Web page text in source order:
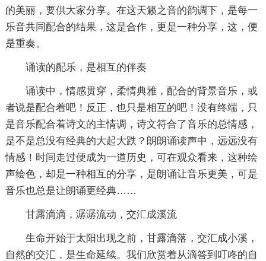
的美丽，要供大家分享。在这天籁之音的韵调下，是每一
乐音共同配合的结果，这是合作，更是一种分享，这，便
是重奏。
诵读的配乐，是相互的伴奏
诵读中，情感贯穿，柔情典雅，配合的背景音乐，或
者说是配合着吧！反正，也只是相互的吧！没有终端，只
是音乐配合着诗文的主情调，诗文符合了音乐的总情感，
是不是总没有经典的大起大跌？朗朗诵读声中，远远没有
情感！时间走过便成为一道历史，可在观众看来，这种绘
声绘色，却是一种相互的分享，是朗诵让音乐更美，可是
音乐也总是让朗诵更经典……
甘露滴滴，潺潺流动，交汇成溪流
生命开始于太阳出现之前，甘露滴落，交汇成小溪，
自然的交汇，是生命延续。我们欣赏着从滴答到叮咚的自